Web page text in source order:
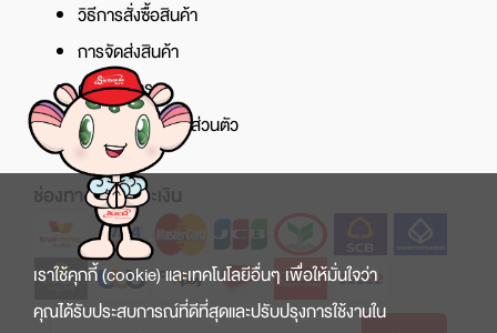
วิธีการสั่งซื้อสินค้า
การจัดส่งสินค้า
ศูนย์บริการ
นโยบายความเป็นส่วนตัว
ช่องทางการชำระเงิน
เราใช้คุกกี้ (cookie) และเทคโนโลยีอื่นๆ เพื่อให้มั่นใจว่า
คุณได้รับประสบการณ์ที่ดีที่สุดและปรับปรุงการใช้งานใน